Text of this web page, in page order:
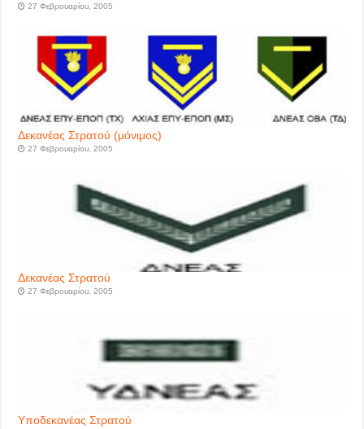
27 Φεβρουαρίου, 2005
Δεκανέας Στρατού (μόνιμος)
27 Φεβρουαρίου, 2005
Δεκανέας Στρατού
27 Φεβρουαρίου, 2005
Υποδεκανέας Στρατού